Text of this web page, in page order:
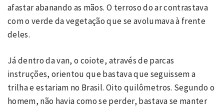
afastar abanando as mãos. O terroso do ar contrastava
com o verde da vegetação que se avolumava à frente
deles.
Já dentro da van, o coiote, através de parcas
instruções, orientou que bastava que seguissem a
trilha e estariam no Brasil. Oito quilômetros. Segundo o
homem, não havia como se perder, bastava se manter